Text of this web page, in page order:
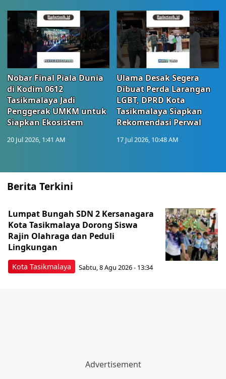
Nobar Final Piala Dunia
di Kodim 0612
Tasikmalaya Jadi
Penggerak UMKM untuk
Siapkan Ekosistem
20 Jul 2026, 1:41 AM
Ulama Desak Segera
Dibuat Perda Larangan
LGBT, DPRD Kota
Tasikmalaya Siapkan
Rekomendasi Perwal
17 Jul 2026, 10:48 AM
Berita Terkini
Kota Tasikmalaya
Lumpat Bungah SDN 2 Kersanagara
Kota Tasikmalaya Dorong Siswa
Rajin Olahraga dan Peduli
Lingkungan
Sabtu, 8 Agu 2026 - 13:34